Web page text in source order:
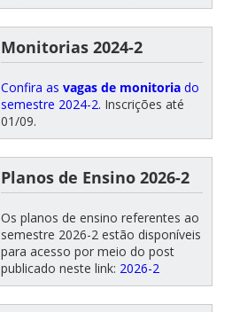
Monitorias 2024-2
Confira as vagas de monitoriado
semestre 2024-2. Inscrições até
01/09.
Planos de Ensino 2026-2
Os planos de ensino referentes ao
semestre 2026-2 estão disponíveis
para acesso por meio do post
publicado neste link: 2026-2